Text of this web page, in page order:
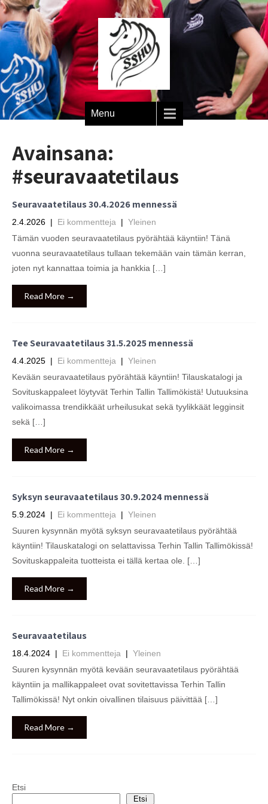
Menu
Avainsana:
#seuravaatetilaus
Seuravaatetilaus 30.4.2026 mennessä
2.4.2026 | Ei kommentteja | Yleinen
Tämän vuoden seuravaatetilaus pyörähtää käyntiin! Tänä
vuonna seuravaatetilaus tullaan tekemään vain tämän kerran,
joten nyt kannattaa toimia ja hankkia […]
Read More →
Tee Seuravaatetilaus 31.5.2025 mennessä
4.4.2025 | Ei kommentteja | Yleinen
Kevään seuravaatetilaus pyörähtää käyntiin! Tilauskatalogi ja
Sovituskappaleet löytyvät Terhin Tallin Tallimökistä! Uutuuksina
valikoimassa trendikkäät urheilusukat sekä tyylikkäät legginsit
sekä […]
Read More →
Syksyn seuravaatetilaus 30.9.2024 mennessä
5.9.2024 | Ei kommentteja | Yleinen
Suuren kysynnän myötä syksyn seuravaatetilaus pyörähtää
käyntiin! Tilauskatalogi on selattavissa Terhin Tallin Tallimökissä!
Sovituskappaleita tuotteista ei tällä kertaa ole. […]
Read More →
Seuravaatetilaus
18.4.2024 | Ei kommentteja | Yleinen
Suuren kysynnän myötä kevään seuravaatetilaus pyörähtää
käyntiin ja mallikappaleet ovat sovitettavissa Terhin Tallin
Tallimökissä! Nyt onkin oivallinen tilaisuus päivittää […]
Read More →
Etsi
Etsi